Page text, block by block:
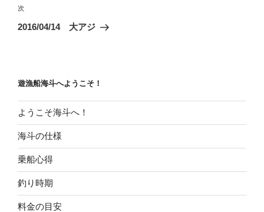
ビ
ゲ
ン
稿
次
の
次
2016/04/14 大アジ
遊漁船海斗へようこそ！
ようこそ海斗へ！
海斗の仕様
乗船心得
釣り時期
料金の目安